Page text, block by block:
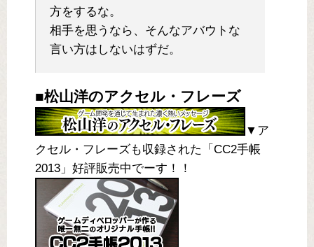
方をするな。
相手を思うなら、そんなアバウトな
言い方はしないはずだ。
■松山洋のアクセル・フレーズ
▼ア
クセル・フレーズも収録された「CC2手帳
2013」好評販売中でーす！！